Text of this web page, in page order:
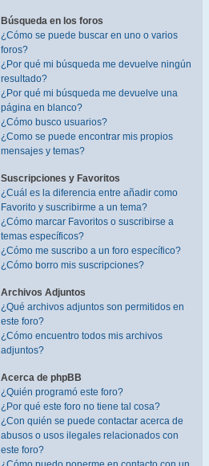
Búsqueda en los foros
¿Cómo se puede buscar en uno o varios
foros?
¿Por qué mi búsqueda me devuelve ningún
resultado?
¿Por qué mi búsqueda me devuelve una
página en blanco?
¿Cómo busco usuarios?
¿Como se puede encontrar mis propios
mensajes y temas?
Suscripciones y Favoritos
¿Cuál es la diferencia entre añadir como
Favorito y suscribirme a un tema?
¿Cómo marcar Favoritos o suscribirse a
temas específicos?
¿Cómo me suscribo a un foro específico?
¿Cómo borro mis suscripciones?
Archivos Adjuntos
¿Qué archivos adjuntos son permitidos en
este foro?
¿Cómo encuentro todos mis archivos
adjuntos?
Acerca de phpBB
¿Quién programó este foro?
¿Por qué este foro no tiene tal cosa?
¿Con quién se puede contactar acerca de
abusos o usos ilegales relacionados con
este foro?